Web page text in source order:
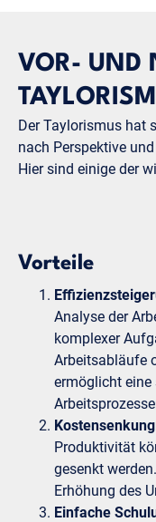
VOR- UND
Der Taylorismus hat
nach Perspektive
Hier sind einige der
Vorteile
Analyse der
komplexer
Arbeitsabläufe
ermöglicht
Kostensenkung
Produktivität
gesenkt
Erhöhung des
Einfache